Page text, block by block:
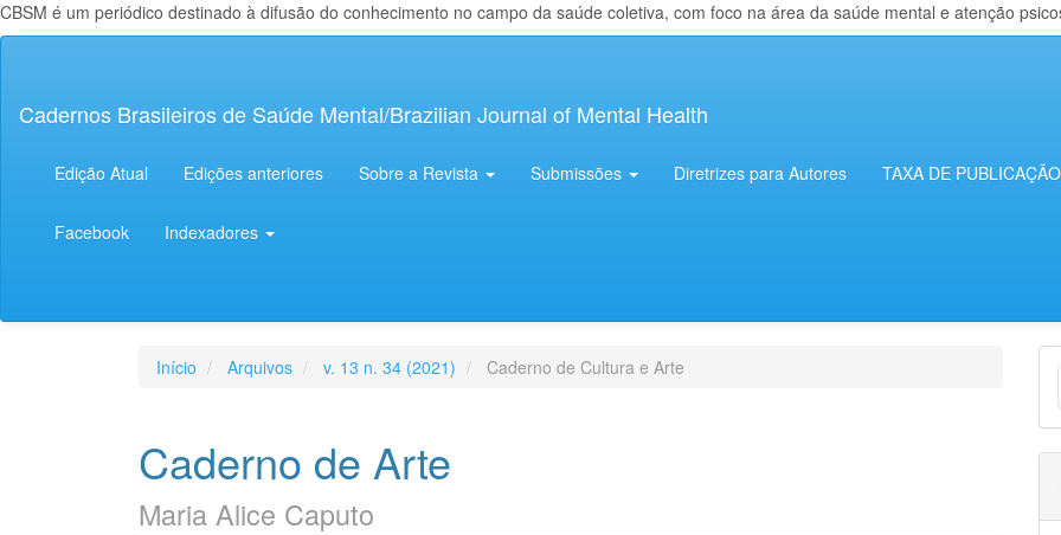
CBSM é um periódico destinado à difusão do conhecimento no campo da saúde coletiva, com foco na área da saúde mental e atenção
principal
Lateral
Cadernos Brasileiros de Saúde Mental/Brazilian Journal of Mental Health
Edição Atual Edições anteriores Sobre a Revista Submissões Diretrizes para Autores TAXA DE PUBLICAÇÃO
Facebook Indexadores
Início Arquivos v. 13 n. 34 (2021) Caderno de Cultura e Arte
Caderno de Arte
Maria Alice Caputo